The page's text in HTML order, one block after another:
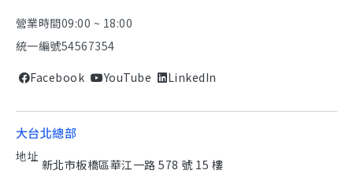
營業時間09:00 ~ 18:00
統一編號54567354
Facebook YouTube LinkedIn
大台北總部
地址
新北市板橋區華江一路 578 號 15 樓